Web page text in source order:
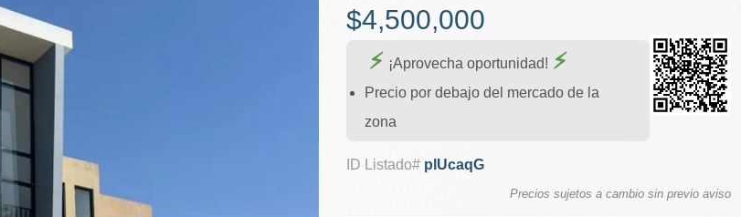
$4,500,000
¡Aprovecha oportunidad!
Precio por debajo del mercado de la
zona
ID Listado# plUcaqG
Precios sujetos a cambio sin previo aviso